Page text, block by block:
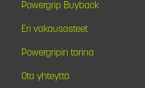
Powergrip Buyback
Eri vakausasteet
Powergripin tarina
Ota yhteyttä